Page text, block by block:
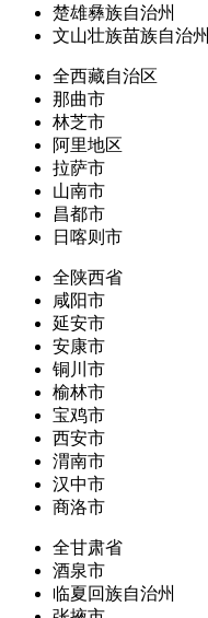
楚雄彝族自治州
文山壮族苗族自治州
全西藏自治区
那曲市
林芝市
阿里地区
拉萨市
山南市
昌都市
日喀则市
全陕西省
咸阳市
延安市
安康市
铜川市
榆林市
宝鸡市
西安市
渭南市
汉中市
商洛市
全甘肃省
酒泉市
临夏回族自治州